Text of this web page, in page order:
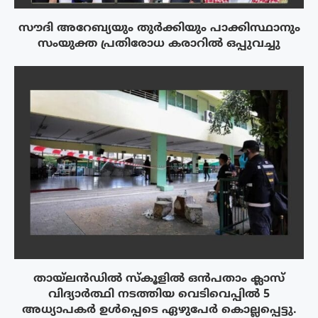
സൗദി അറേബ്യയും തുർക്കിയും പാക്കിസ്ഥാനും
സംയുക്ത പ്രതിരോധ കരാറിൽ ഒപ്പുവച്ചു
തായ്‌ലൻഡിൽ സ്കൂളിൽ ഒൻപതാം ക്ലാസ്
വിദ്യാർത്ഥി നടത്തിയ വെടിവെപ്പിൽ 5
അധ്യാപകർ ഉൾപ്പെടെ ഏഴുപേർ കൊല്ലപ്പെട്ടു.